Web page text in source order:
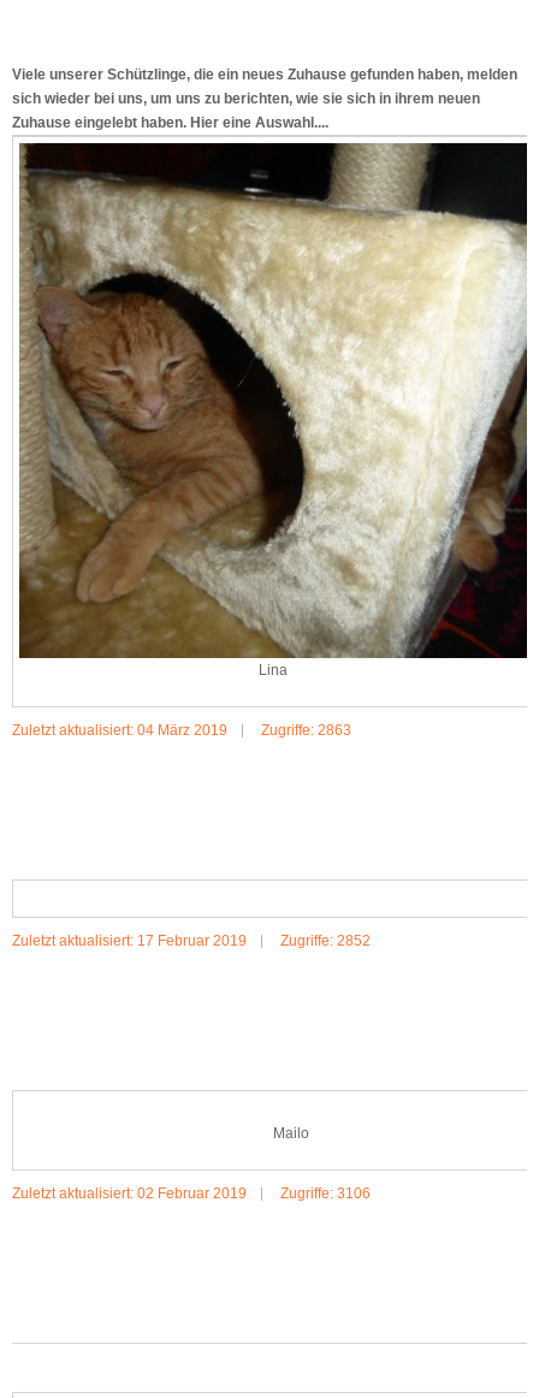
Viele unserer Schützlinge, die ein neues Zuhause gefunden haben, melden
sich wieder bei uns, um uns zu berichten, wie sie sich in ihrem neuen
Zuhause eingelebt haben. Hier eine Auswahl....
Lina
Zuletzt aktualisiert: 04 März 2019 Zugriffe: 2863
Zuletzt aktualisiert: 17 Februar 2019 Zugriffe: 2852
Mailo
Zuletzt aktualisiert: 02 Februar 2019 Zugriffe: 3106